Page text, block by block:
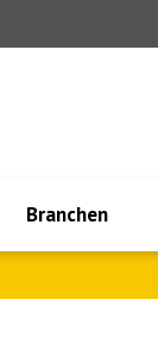
Branchen